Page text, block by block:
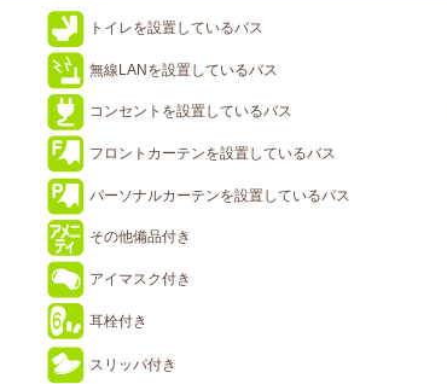
トイレを設置しているバス
無線LANを設置しているバス
コンセントを設置しているバス
フロントカーテンを設置しているバス
パーソナルカーテンを設置しているバス
その他備品付き
アイマスク付き
耳栓付き
スリッパ付き